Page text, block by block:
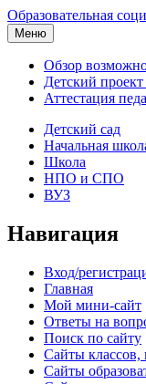
Образовательная
Меню
Обзор
Детский
Аттестация
Детский сад
Начальная
Школа
НПО и СПО
ВУЗ
Навигация
Вход/
Главная
Мой мини-сайт
Ответы на
Поиск по сайту
Сайты классов,
Сайты